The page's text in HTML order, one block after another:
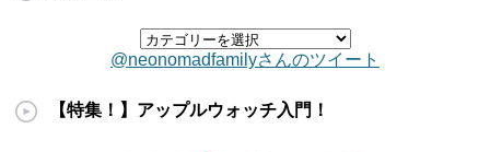
@neonomadfamilyさんのツイート
【特集！】アップルウォッチ入門！